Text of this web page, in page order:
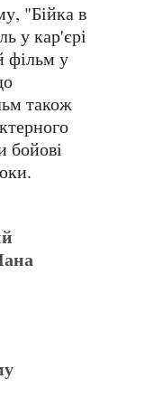
у кар'єрі
фільм у
також
бойові